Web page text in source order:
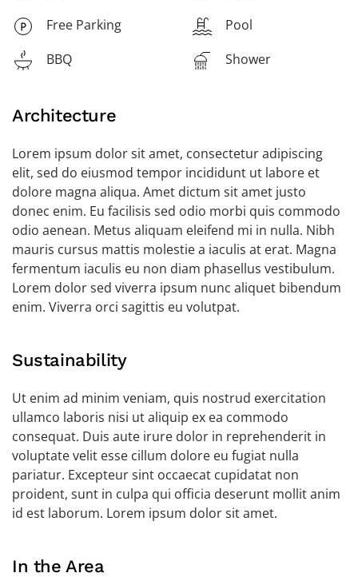
Free Parking
Pool
BBQ
Shower
Architecture
Lorem ipsum dolor sit amet, consectetur adipiscing
elit, sed do eiusmod tempor incididunt ut labore et
dolore magna aliqua. Amet dictum sit amet justo
donec enim. Eu facilisis sed odio morbi quis commodo
odio aenean. Metus aliquam eleifend mi in nulla. Nibh
mauris cursus mattis molestie a iaculis at erat. Magna
fermentum iaculis eu non diam phasellus vestibulum.
Lorem dolor sed viverra ipsum nunc aliquet bibendum
enim. Viverra orci sagittis eu volutpat.
Sustainability
Ut enim ad minim veniam, quis nostrud exercitation
ullamco laboris nisi ut aliquip ex ea commodo
consequat. Duis aute irure dolor in reprehenderit in
voluptate velit esse cillum dolore eu fugiat nulla
pariatur. Excepteur sint occaecat cupidatat non
proident, sunt in culpa qui officia deserunt mollit anim
id est laborum. Lorem ipsum dolor sit amet.
In the Area